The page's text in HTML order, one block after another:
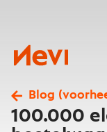
Nevi
Blog
100.000